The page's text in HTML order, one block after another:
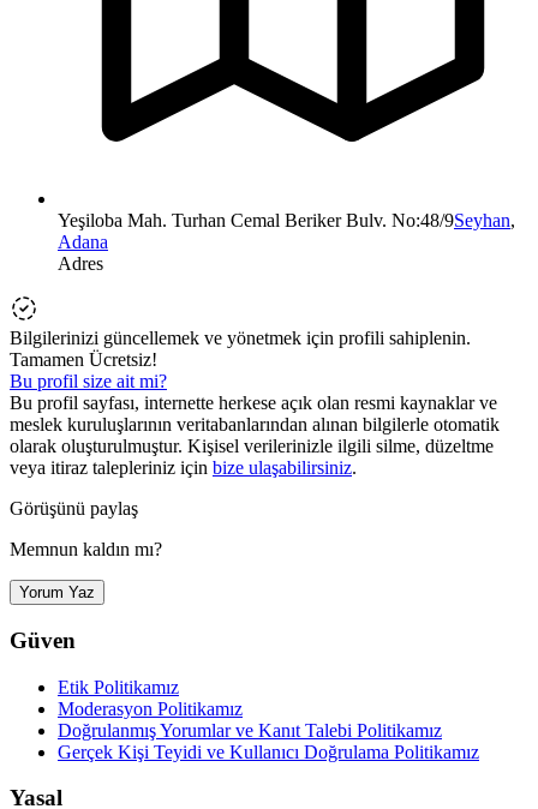
Yeşiloba Mah. Turhan Cemal Beriker Bulv. No:48/9Seyhan,
Adana
Adres
Bilgilerinizi güncellemek ve yönetmek için profili sahiplenin.
Tamamen Ücretsiz!
Bu profil size ait mi?
Bu profil sayfası, internette herkese açık olan resmi kaynaklar ve
meslek kuruluşlarının veritabanlarından alınan bilgilerle otomatik
olarak oluşturulmuştur. Kişisel verilerinizle ilgili silme, düzeltme
veya itiraz talepleriniz için bize ulaşabilirsiniz.
Görüşünü paylaş
Memnun kaldın mı?
Yorum Yaz
Güven
Etik Politikamız
Moderasyon Politikamız
Doğrulanmış Yorumlar ve Kanıt Talebi Politikamız
Gerçek Kişi Teyidi ve Kullanıcı Doğrulama Politikamız
Yasal